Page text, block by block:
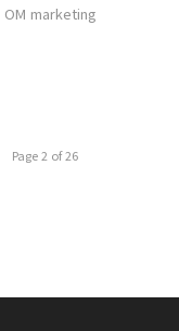
OM marketing
Page 2 of 26